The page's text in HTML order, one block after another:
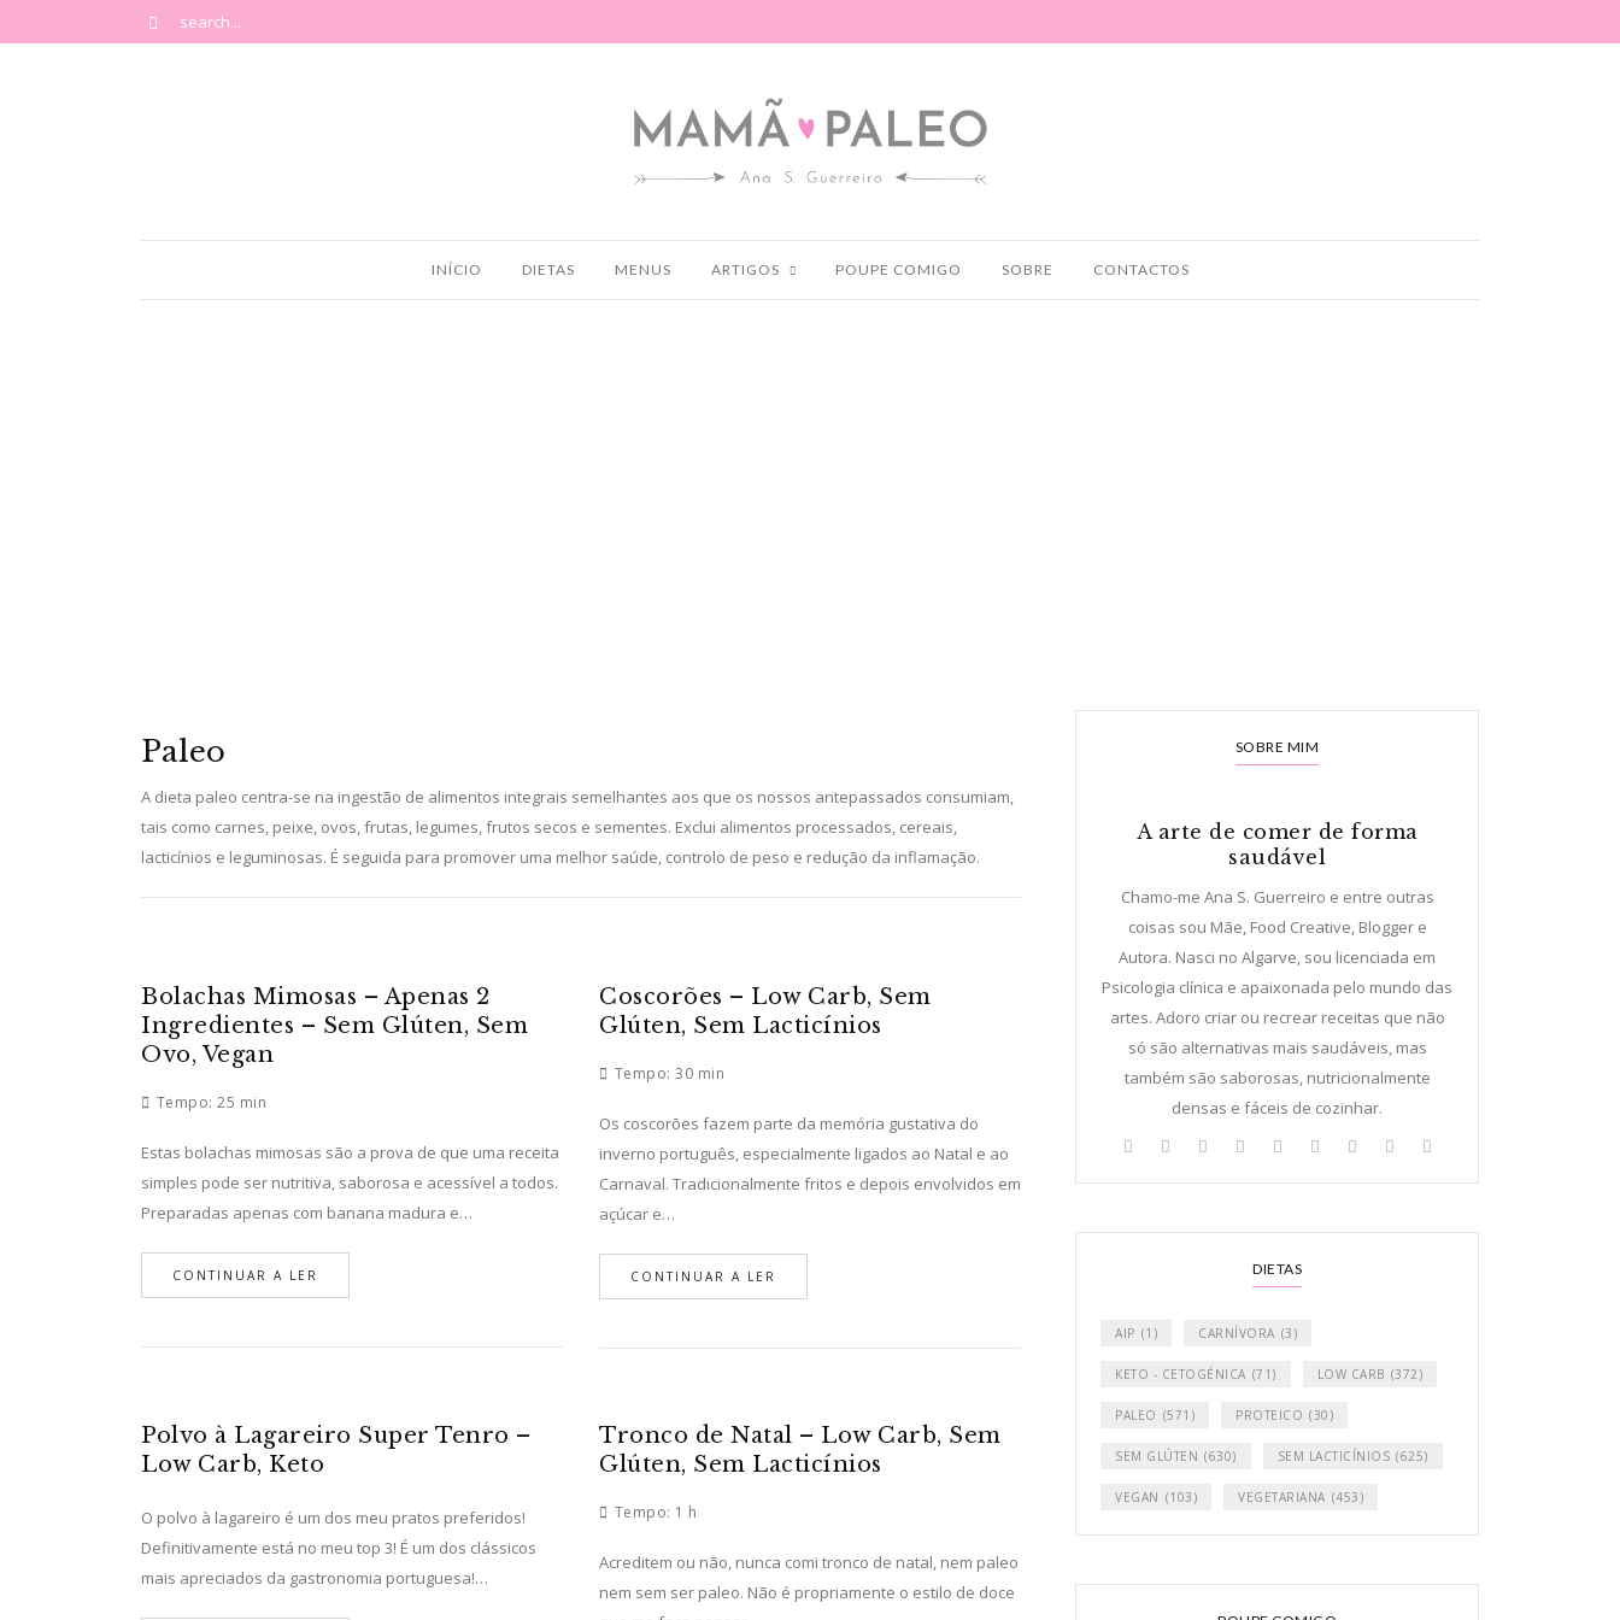
INÍCIO DIETAS MENUS ARTIGOS POUPE COMIGO SOBRE CONTACTOS
Paleo
A dieta paleo centra-se na ingestão de alimentos integrais semelhantes aos que os nossos antepassados consumiam,
tais como carnes, peixe, ovos, frutas, legumes, frutos secos e sementes. Exclui alimentos processados, cereais,
lacticínios e leguminosas. É seguida para promover uma melhor saúde, controlo de peso e redução da inflamação.
Bolachas Mimosas – Apenas 2
Ingredientes – Sem Glúten, Sem
Ovo, Vegan
Tempo: 25 min
Estas bolachas mimosas são a prova de que uma receita
simples pode ser nutritiva, saborosa e acessível a todos.
Preparadas apenas com banana madura e…
CONTINUAR A LER
Coscorões – Low Carb, Sem
Glúten, Sem Lacticínios
Tempo: 30 min
Os coscorões fazem parte da memória gustativa do
inverno português, especialmente ligados ao Natal e ao
Carnaval. Tradicionalmente fritos e depois envolvidos em
açúcar e…
CONTINUAR A LER
Polvo à Lagareiro Super Tenro –
Low Carb, Keto
O polvo à lagareiro é um dos meu pratos preferidos!
Definitivamente está no meu top 3! É um dos clássicos
mais apreciados da gastronomia portuguesa!…
Tronco de Natal – Low Carb, Sem
Glúten, Sem Lacticínios
Tempo: 1 h
Acreditem ou não, nunca comi tronco de natal, nem paleo
nem sem ser paleo. Não é propriamente o estilo de doce
SOBRE MIM
A arte de comer de forma
saudável
Chamo-me Ana S. Guerreiro e entre outras
coisas sou Mãe, Food Creative, Blogger e
Autora. Nasci no Algarve, sou licenciada em
Psicologia clínica e apaixonada pelo mundo das
artes. Adoro criar ou recrear receitas que não
só são alternativas mais saudáveis, mas
também são saborosas, nutricionalmente
densas e fáceis de cozinhar.
DIETAS
AIP (1) CARNÍVORA (3)
KETO - CETOGÉNICA (71) LOW CARB (372)
PALEO (571) PROTEICO (30)
SEM GLÚTEN (630) SEM LACTICÍNIOS (625)
VEGAN (103) VEGETARIANA (453)